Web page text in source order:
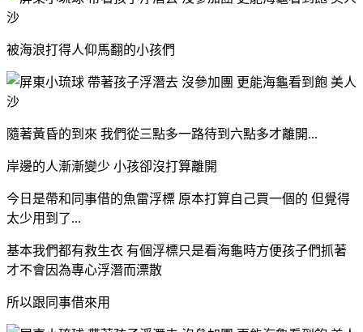
被海浪打得人仰馬翻的小孩們
隨著黃昏的到來 我們從三點多一路待到六點多才離開...
岸邊的人漸漸變少 小孩卻沒打算離開
今日是帶和同事借的魚雷浮標 原本打算自己買一個的 但覺得
太少用到了...
基本我們都有救生衣 有個浮標只是看海龜時方便孩子們抓著
才不會因為專心浮潛而漂散
所以跟同事借來用